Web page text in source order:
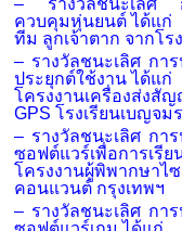
ควบคุมหุ่นยนต์ ได้แก่
ทีม ลูกเจ้าตาก จากโร
– รางวัลชนะเลิศ กา
ประยุกต์ใช้งาน ได้แก่
โครงงานเครื่องส่งสั
GPS โรงเรียนเบญจ
– รางวัลชนะเลิศ กา
ซอฟต์แวร์เพื่อการเรีย
โครงงานผู้พิพากษาไ
คอนแวนต์ กรุงเทพฯ
– รางวัลชนะเลิศ กา